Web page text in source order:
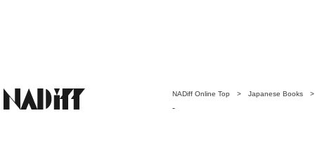
NADiff Online Top > Japanese Books
-